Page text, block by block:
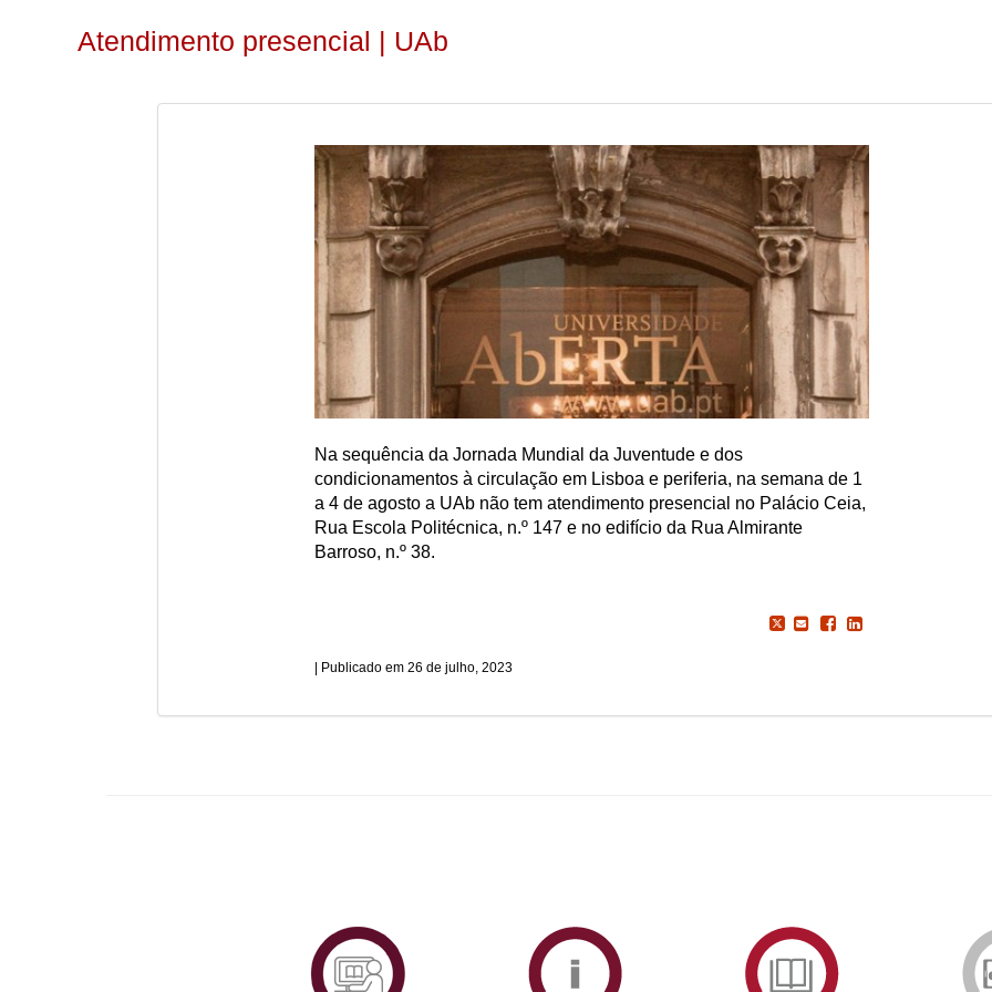
Atendimento presencial | UAb
Na sequência da Jornada Mundial da Juventude e dos
condicionamentos à circulação em Lisboa e periferia, na semana de 1
a 4 de agosto a UAb não tem atendimento presencial no Palácio Ceia,
Rua Escola Politécnica, n.º 147 e no edifício da Rua Almirante
Barroso, n.º 38.
26 de julho, 2023
PlataformAberta
Académicas